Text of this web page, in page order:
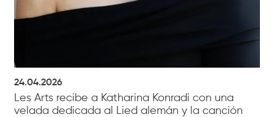
24.04.2026
Les Arts recibe a Katharina Konradi con una
velada dedicada al Lied alemán y la canción